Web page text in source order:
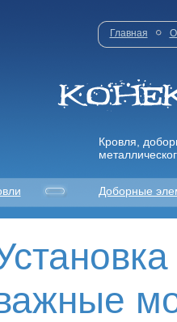
Главная О
Кровля,
Доборные